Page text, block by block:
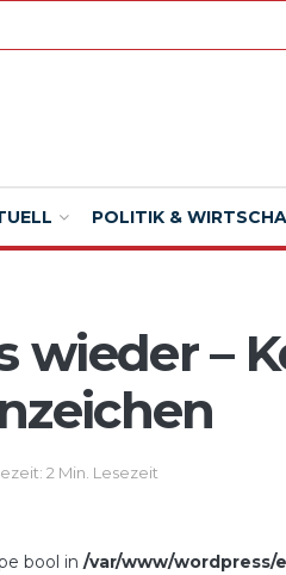
POLITIK &
wieder –
2 Min. Lesezeit
bool in /var/www/wordpress/